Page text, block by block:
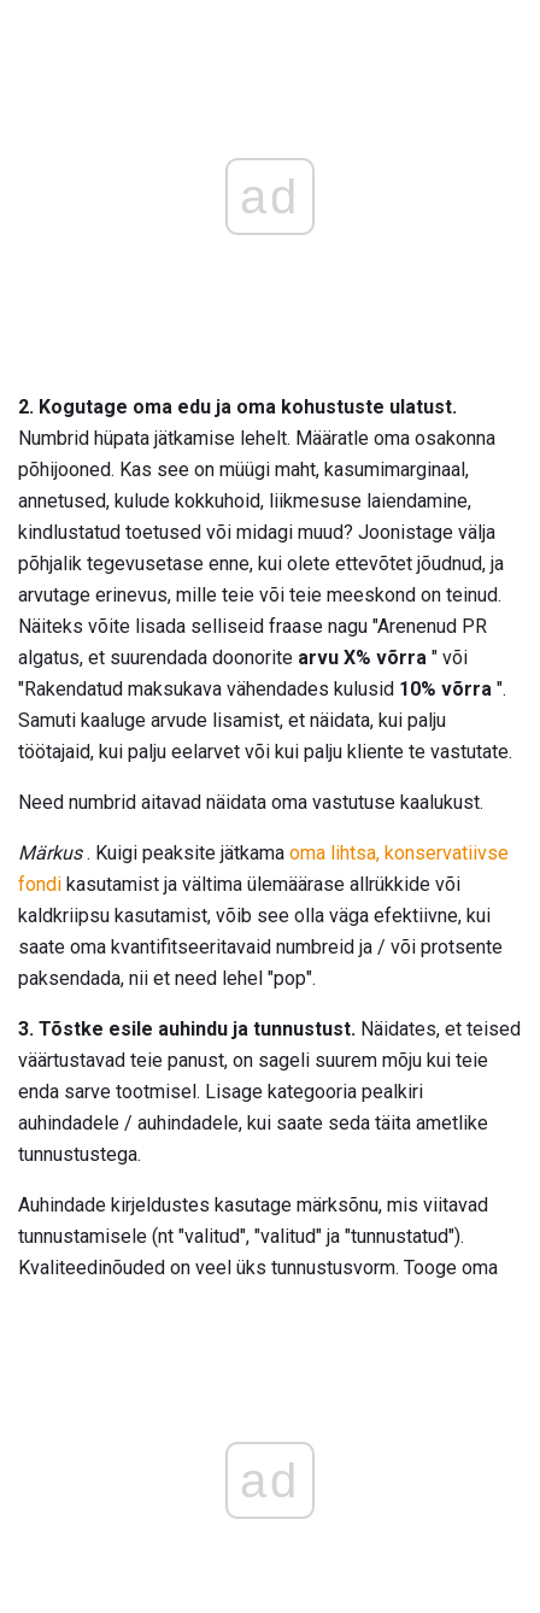
ad
2. Kogutage oma edu ja oma kohustuste ulatust.
Numbrid hüpata jätkamise lehelt. Määratle oma osakonna
põhijooned. Kas see on müügi maht, kasumimarginaal,
annetused, kulude kokkuhoid, liikmesuse laiendamine,
kindlustatud toetused või midagi muud? Joonistage välja
põhjalik tegevusetase enne, kui olete ettevõtet jõudnud, ja
arvutage erinevus, mille teie või teie meeskond on teinud.
Näiteks võite lisada selliseid fraase nagu "Arenenud PR
algatus, et suurendada doonorite arvu X% võrra " või
"Rakendatud maksukava vähendades kulusid 10% võrra ".
Samuti kaaluge arvude lisamist, et näidata, kui palju
töötajaid, kui palju eelarvet või kui palju kliente te vastutate.
Need numbrid aitavad näidata oma vastutuse kaalukust.
Märkus. Kuigi peaksite jätkama oma lihtsa, konservatiivse
fondi kasutamist ja vältima ülemäärase allrükkide või
kaldkriipsu kasutamist, võib see olla väga efektiivne, kui
saate oma kvantifitseeritavaid numbreid ja / või protsente
paksendada, nii et need lehel "pop".
3. Tõstke esile auhindu ja tunnustust. Näidates, et teised
väärtustavad teie panust, on sageli suurem mõju kui teie
enda sarve tootmisel. Lisage kategooria pealkiri
auhindadele / auhindadele, kui saate seda täita ametlike
tunnustustega.
Auhindade kirjeldustes kasutage märksõnu, mis viitavad
tunnustamisele (nt "valitud", "valitud" ja "tunnustatud").
Kvaliteedinõuded on veel üks tunnustusvorm. Tooge oma
ad